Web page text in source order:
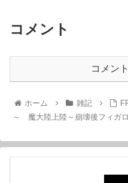
コメント
コメン
ホーム 雑記
～ 魔大陸上陸～崩壊後フィガロ